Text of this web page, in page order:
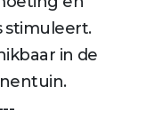
stimuleert.
in de